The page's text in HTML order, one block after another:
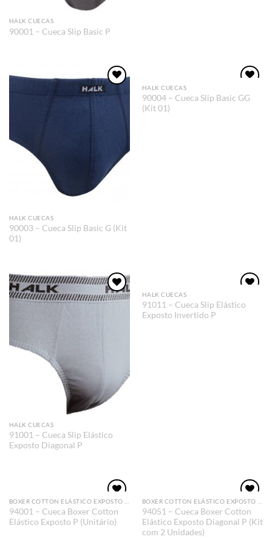
HALK CUECAS
90001 – Cueca Slip Basic P
Adicionar
aos meus
HALK CUECAS
90003 – Cueca Slip Basic G (Kit
01)
aos meus
HALK CUECAS
90004 – Cueca Slip Basic GG
(Kit 01)
Adicionar
HALK CUECAS
91001 – Cueca Slip Elástico
Exposto Diagonal P
aos meus
HALK CUECAS
91011 – Cueca Slip Elástico
Exposto Invertido P
aos meus
desejos
BOXER COTTON ELÁSTICO EXPOSTO DIAGONAL
94001 – Cueca Boxer Cotton
Elástico Exposto P (Unitário)
aos meus
desejos
BOXER COTTON ELÁSTICO EXPOSTO DIAGONAL
94051 – Cueca Boxer Cotton
Elástico Exposto Diagonal P (Kit
com 2 Unidades)